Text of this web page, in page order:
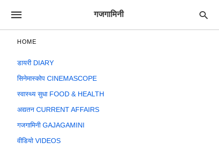
गजगामिनी
HOME
डायरी DIARY
सिनेमास्कोप CINEMASCOPE
स्वास्थ्य सुधा FOOD & HEALTH
अद्यतन CURRENT AFFAIRS
गजगामिनी GAJAGAMINI
वीडियो VIDEOS